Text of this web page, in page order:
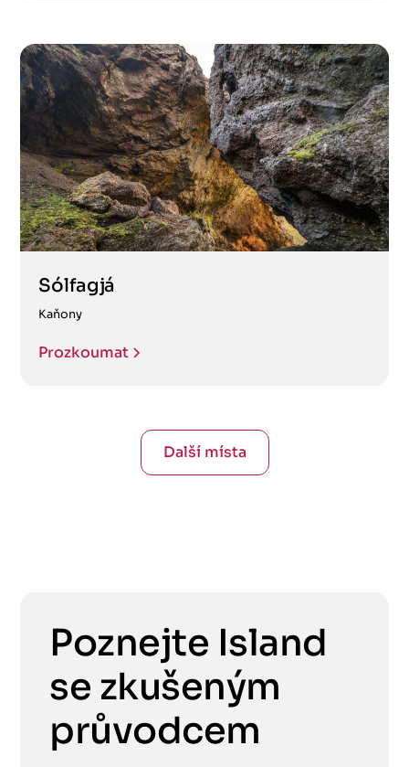
Sólfagjá
Kaňony
Prozkoumat
Další místa
Poznejte Island
se zkušeným
průvodcem